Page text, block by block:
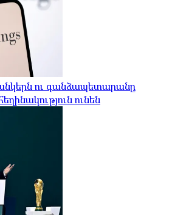
ու գանձապետարանը
ունեն